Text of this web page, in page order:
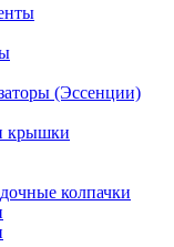
(Эссенции)
крышки
колпачки